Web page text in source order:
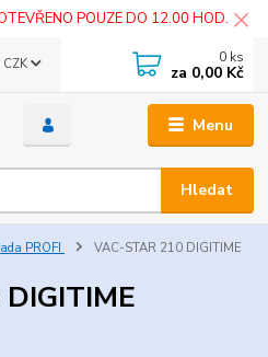
POUZE DO 12.00 HOD.
Menu
CZK
Hledat
0 ks
za 0,00 Kč
PROFI VAC-STAR 210 DIGITIME